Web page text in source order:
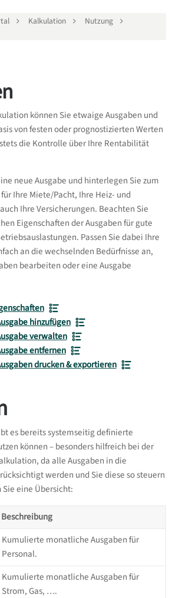
Kalkulation
Nutzung
können Sie etwaige Ausgaben und
von festen oder prognostizierten Werten
die Kontrolle über Ihre Rentabilität
neue Ausgabe und hinterlegen Sie zum
Ihre Miete/Pacht, Ihre Heiz- und
Ihre Versicherungen. Beachten Sie
Eigenschaften der Ausgaben für gute
Passen Sie dabei Ihre
an die wechselnden Bedürfnisse an,
bearbeiten oder eine Ausgabe
hinzufügen
verwalten
entfernen
drucken & exportieren
es bereits systemseitig definierte
können – besonders hilfreich bei der
da alle Ausgaben in die
werden und Sie diese so steuern
eine Übersicht:
Beschreibung
Kumulierte monatliche Ausgaben für
Personal.
Kumulierte monatliche Ausgaben für
Strom, Gas, ….